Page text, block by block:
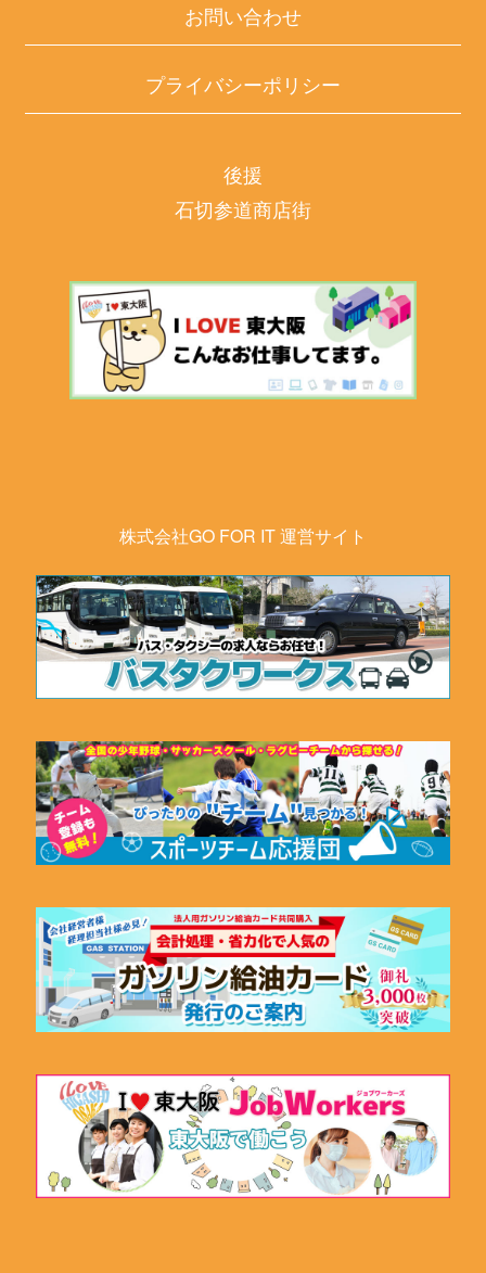
お問い合わせ
プライバシーポリシー
後援
石切参道商店街
株式会社GO FOR IT 運営サイト